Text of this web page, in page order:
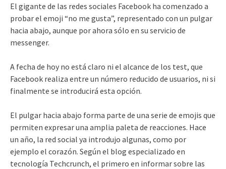
El gigante de las redes sociales Facebook ha comenzado a
probar el emoji “no me gusta”, representado con un pulgar
hacia abajo, aunque por ahora sólo en su servicio de
messenger.
A fecha de hoy no está claro ni el alcance de los test, que
Facebook realiza entre un número reducido de usuarios, ni si
finalmente se introducirá esta opción.
El pulgar hacia abajo forma parte de una serie de emojis que
permiten expresar una amplia paleta de reacciones. Hace
un año, la red social ya introdujo algunas, como por
ejemplo el corazón. Según el blog especializado en
tecnología Techcrunch, el primero en informar sobre las